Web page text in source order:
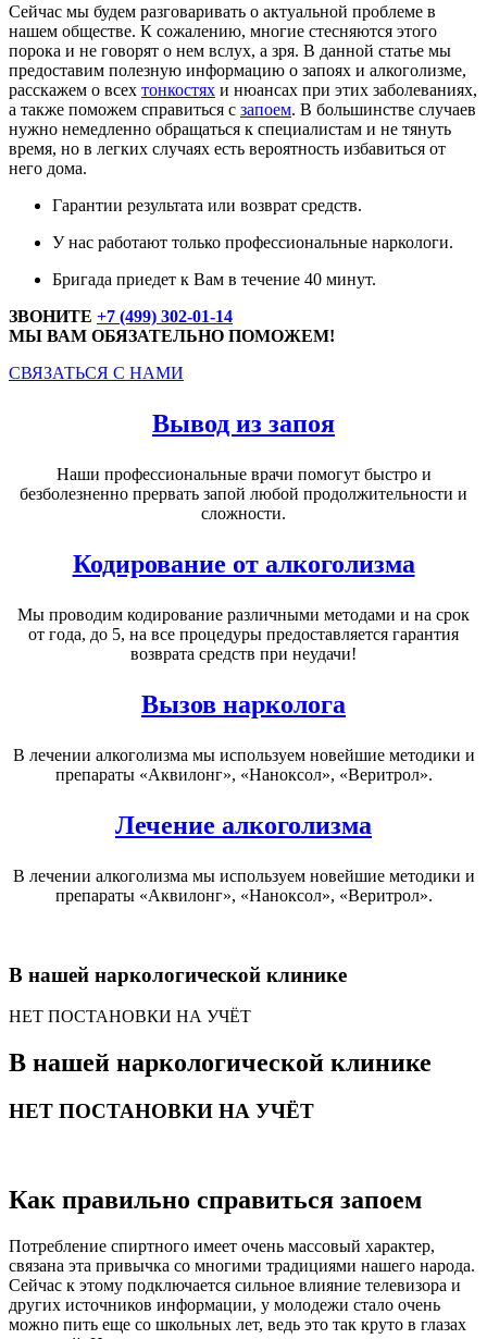
Сейчас мы будем разговаривать о актуальной проблеме в
нашем обществе. К сожалению, многие стесняются этого
порока и не говорят о нем вслух, а зря. В данной статье мы
предоставим полезную информацию о запоях и алкоголизме,
расскажем о всех тонкостях и нюансах при этих заболеваниях,
а также поможем справиться с запоем. В большинстве случаев
нужно немедленно обращаться к специалистам и не тянуть
время, но в легких случаях есть вероятность избавиться от
него дома.
Гарантии результата или возврат средств.
У нас работают только профессиональные наркологи.
Бригада приедет к Вам в течение 40 минут.
ЗВОНИТЕ +7 (499) 302-01-14
МЫ ВАМ ОБЯЗАТЕЛЬНО ПОМОЖЕМ!
СВЯЗАТЬСЯ С НАМИ
Вывод из запоя
Наши профессиональные врачи помогут быстро и
безболезненно прервать запой любой продолжительности и
сложности.
Кодирование от алкоголизма
Мы проводим кодирование различными методами и на срок
от года, до 5, на все процедуры предоставляется гарантия
возврата средств при неудачи!
Вызов нарколога
В лечении алкоголизма мы используем новейшие методики и
препараты «Аквилонг», «Наноксол», «Веритрол».
Лечение алкоголизма
В лечении алкоголизма мы используем новейшие методики и
препараты «Аквилонг», «Наноксол», «Веритрол».
В нашей наркологической клинике
НЕТ ПОСТАНОВКИ НА УЧЁТ
В нашей наркологической клинике
НЕТ ПОСТАНОВКИ НА УЧЁТ
Как правильно справиться запоем
Потребление спиртного имеет очень массовый характер,
связана эта привычка со многими традициями нашего народа.
Сейчас к этому подключается сильное влияние телевизора и
других источников информации, у молодежи стало очень
можно пить еще со школьных лет, ведь это так круто в глазах